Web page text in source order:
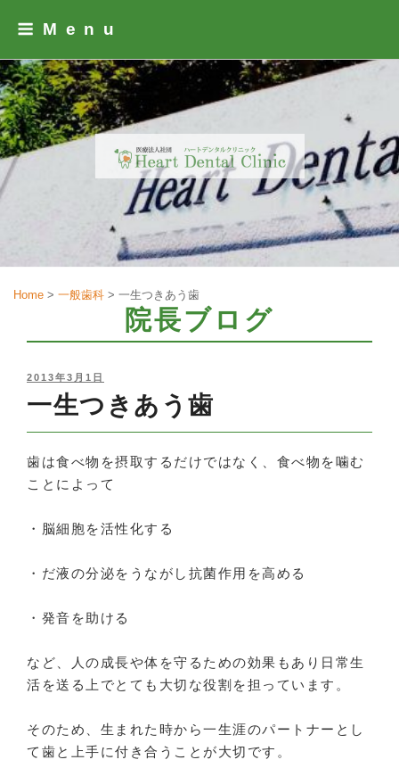
Menu
Home > 一般歯科 > 一生つきあう歯
院長ブログ
POSTED
2013年3月1日
一生つきあう歯
歯は食べ物を摂取するだけではなく、食べ物を噛む
ことによって
・脳細胞を活性化する
・だ液の分泌をうながし抗菌作用を高める
・発音を助ける
など、人の成長や体を守るための効果もあり日常生
活を送る上でとても大切な役割を担っています。
そのため、生まれた時から一生涯のパートナーとし
て歯と上手に付き合うことが大切です。